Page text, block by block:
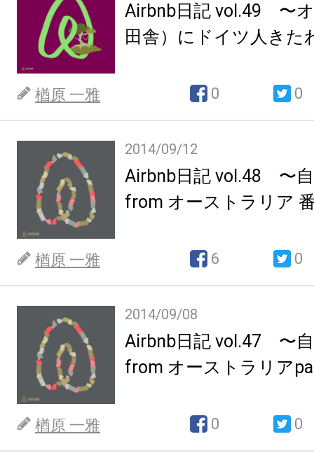
Airbnb日記 vol.49 〜
田舎）にドイツ人きた
楢原 一雅 0 0
2014/09/12
Airbnb日記 vol.48 〜
from オーストラリア
楢原 一雅 6 0
2014/09/08
Airbnb日記 vol.47 〜
from オーストラリア
楢原 一雅 0 0